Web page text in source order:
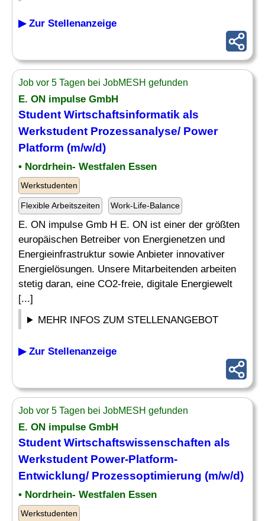
▶ Zur Stellenanzeige
Job vor 5 Tagen bei JobMESH gefunden
E. ON impulse GmbH
Student Wirtschaftsinformatik als
Werkstudent Prozessanalyse/ Power
Platform (m/w/d)
• Nordrhein- Westfalen Essen
Werkstudenten
Flexible Arbeitszeiten Work-Life-Balance
E. ON impulse Gmb H E. ON ist einer der größten
europäischen Betreiber von Energienetzen und
Energieinfrastruktur sowie Anbieter innovativer
Energielösungen. Unsere Mitarbeitenden arbeiten
stetig daran, eine CO2-freie, digitale Energiewelt
[...]
MEHR INFOS ZUM STELLENANGEBOT
▶ Zur Stellenanzeige
Job vor 5 Tagen bei JobMESH gefunden
E. ON impulse GmbH
Student Wirtschaftswissenschaften als
Werkstudent Power-Platform-
Entwicklung/ Prozessoptimierung (m/w/d)
• Nordrhein- Westfalen Essen
Werkstudenten